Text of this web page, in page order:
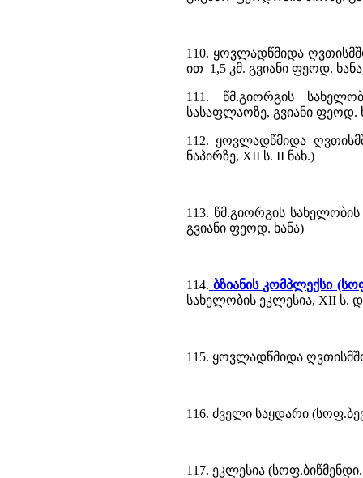
110. ყოვლადწმიდა
ით 1,5 კმ. გვიანი ფეოდ.
111. წმ.გიორგის
სასაფლაოზე, გვიანი ფეოდ.
112. ყოვლადწმიდა
ნაპირზე, XII ს. II ნახ.)
113. წმ.გიორგის
გვიანი ფეოდ. ხანა)
114. ბზიანის კომპლექსი
სახელობის ეკლესია, XII ს.
115. ყოვლადწმიდა
116. ძველი საყდარი
117. ეკლესია